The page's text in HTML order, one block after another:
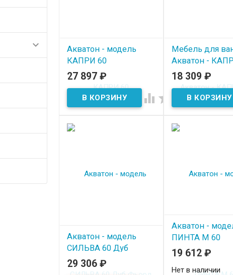
Акватон - модель
КАПРИ 60
В наличии
27 897 ₽
 
Мебель для
Акватон -
В наличии
18 309₽
Акватон - модель
СИЛЬВА 60 Дуб
Фьорд
29 306 ₽
Акватон -
ПИНТА М 60
19 612₽
Нет в наличии